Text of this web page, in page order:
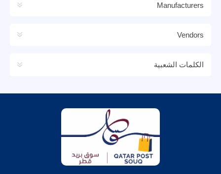
Manufacturers
Vendors
الكلمات الشعبية